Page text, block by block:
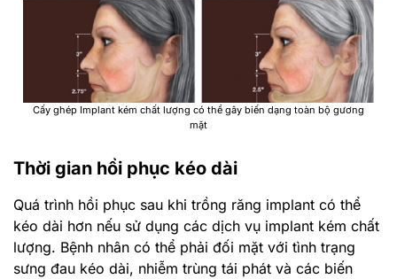
Cấy ghép Implant kém chất lượng có thể gây biến dạng toàn bộ gương
mặt
Thời gian hồi phục kéo dài
Quá trình hồi phục sau khi trồng răng implant có thể
kéo dài hơn nếu sử dụng các dịch vụ implant kém chất
lượng. Bệnh nhân có thể phải đối mặt với tình trạng
sưng đau kéo dài, nhiễm trùng tái phát và các biến